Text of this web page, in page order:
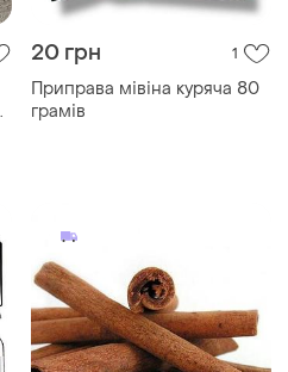
20 грн 1
Приправа мівіна куряча 80
грамів